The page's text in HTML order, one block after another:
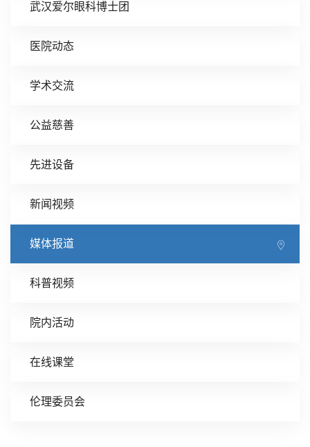
武汉爱尔眼科博士团
医院动态
学术交流
公益慈善
先进设备
新闻视频
媒体报道
科普视频
院内活动
在线课堂
伦理委员会